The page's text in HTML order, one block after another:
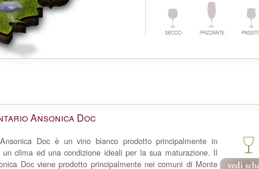
Ansonica Doc
Doc è un vino bianco prodotto principalmente in
clima ed una condizione ideali per la sua maturazione. Il
Doc viene prodotto principalmente nei comuni di Monte